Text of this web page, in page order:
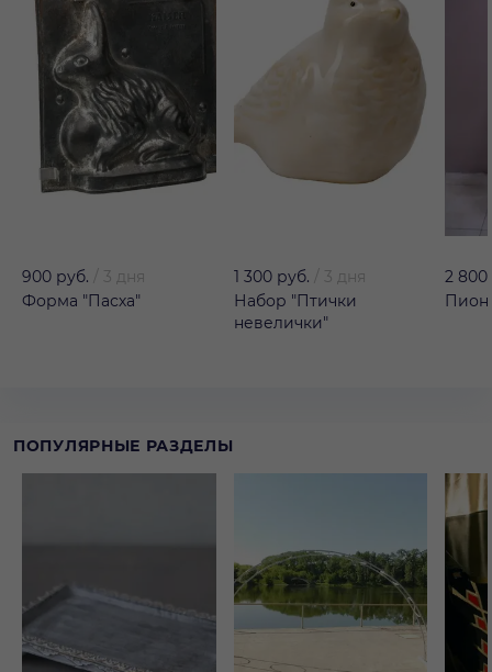
900 руб.
3 дня
Форма "Пасха"
1 300 руб.
3 дня
Набор "Птички
невелички"
2 800
Пион
ПОПУЛЯРНЫЕ РАЗДЕЛЫ